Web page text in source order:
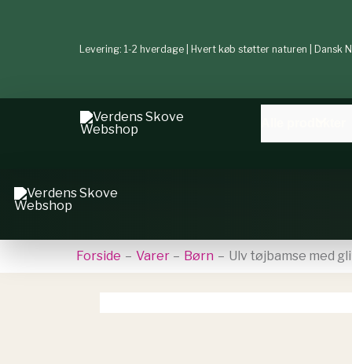
Levering: 1-2 hverdage | Hvert køb støtter naturen | Dansk
Forside Varer Børn Ulv tøjbamse med